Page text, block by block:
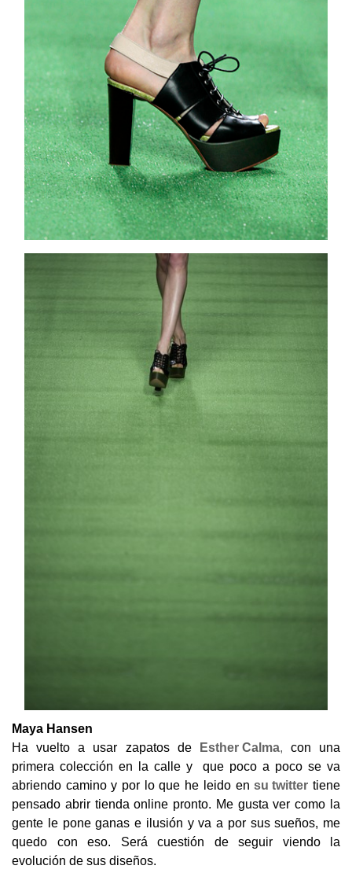
Maya Hansen
Ha vuelto a usar zapatos de
Esther Calma, con una
primera colección en la calle y que poco a poco se va
abriendo camino y por lo que he leido ensu twitter tiene
pensado abrir tienda online pronto. Me gusta ver como la
gente le pone ganas e ilusión y va a por sus sueños, me
quedo con eso. Será cuestión de seguir viendo la
evolución de sus diseños.